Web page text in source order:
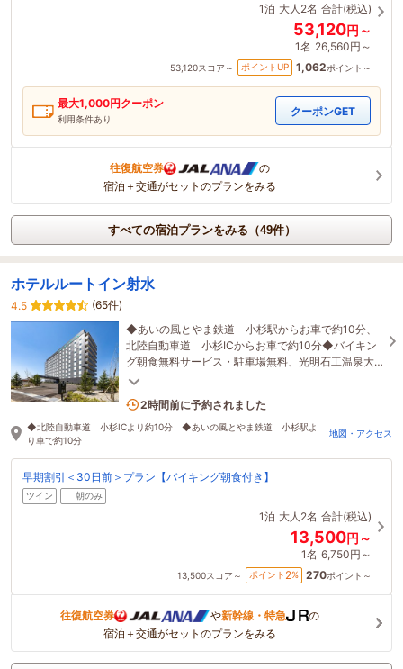
1泊 大人2名 合計(税込)
53,120円～
1名 26,560円～
53,120スコア～ ポイントUP 1,062ポイント～
最大1,000円クーポン
利用条件あり
クーポンGET
往復航空券
の
宿泊＋交通がセットのプランをみる
すべての宿泊プランをみる（49件）
ホテルルートイン射水
4.5
(65件)
◆あいの風とやま鉄道 小杉駅からお車で約10分、
北陸自動車道 小杉ICからお車で約10分◆バイキン
グ朝食無料サービス・駐車場無料、光明石工温泉大
浴場を完備
2時間前に予約されました
◆北陸自動車道 小杉ICより約10分 ◆あいの風とやま鉄道 小杉駅よ
り車で約10分
地図・アクセス
早期割引＜30日前＞プラン【バイキング朝食付き】
ツイン 朝のみ
1泊 大人2名 合計(税込)
13,500円～
1名 6,750円～
13,500スコア～ ポイント 2% 270ポイント～
往復航空券 や新幹線・特急
の
宿泊＋交通がセットのプランをみる